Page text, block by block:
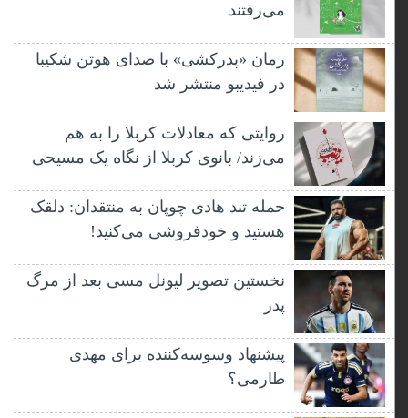
می‌رفتند
رمان «پدرکشی» با صدای هوتن شکیبا
در فیدیبو منتشر شد
روایتی که معادلات کربلا را به هم
می‌زند/ بانوی کربلا از نگاه یک مسیحی
حمله تند هادی چوپان به منتقدان: دلقک
هستید و خودفروشی می‌کنید!
نخستین تصویر لیونل مسی بعد از مرگ
پدر
پیشنهاد وسوسه‌کننده برای مهدی
طارمی؟